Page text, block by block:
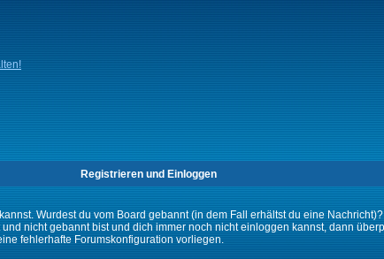
Registrieren und Einloggen
Wurdest du vom Board gebannt (in dem Fall erhältst du eine
nicht gebannt bist und dich immer noch nicht einloggen kannst, dann
fehlerhafte Forumskonfiguration vorliegen.